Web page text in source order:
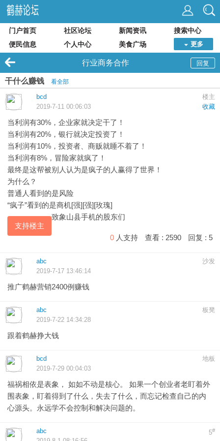
门户首页 社区论坛 新闻资讯
搜索中心
便民信息
个人中心 美食广场 更多
回复
行业商务合作
干什么赚钱 看全部
楼主
bcd
收藏
2019-7-11 00:06:03
当利润有30%，企业家就决定干了！
当利润有20%，银行就决定投资了！
当利润有10%，投资者、商贩就睡不着了！
当利润有8%，冒险家就疯了！
最终是这帮被别人认为是疯子的人赢得了世界！
为什么？
普通人看到的是风险
“疯子”看到的是商机[强][强][玫瑰]
致象山县手机的股东们
支持楼主
0 人支持 查看 : 2590 回复 : 5
沙发
abc
2019-7-17 13:46:14
推广鹤赫营销2400例赚钱
板凳
abc
2019-7-22 14:34:28
跟着鹤赫挣大钱
地板
bcd
2019-7-29 00:04:03
福祸相依是表象， 如如不动是核心。 如果一个创业者老盯着外
围表象，盯着得到了什么，失去了什么，而忘记检查自己的内
心源头。永远学不会控制和解决问题的。
5#
abc